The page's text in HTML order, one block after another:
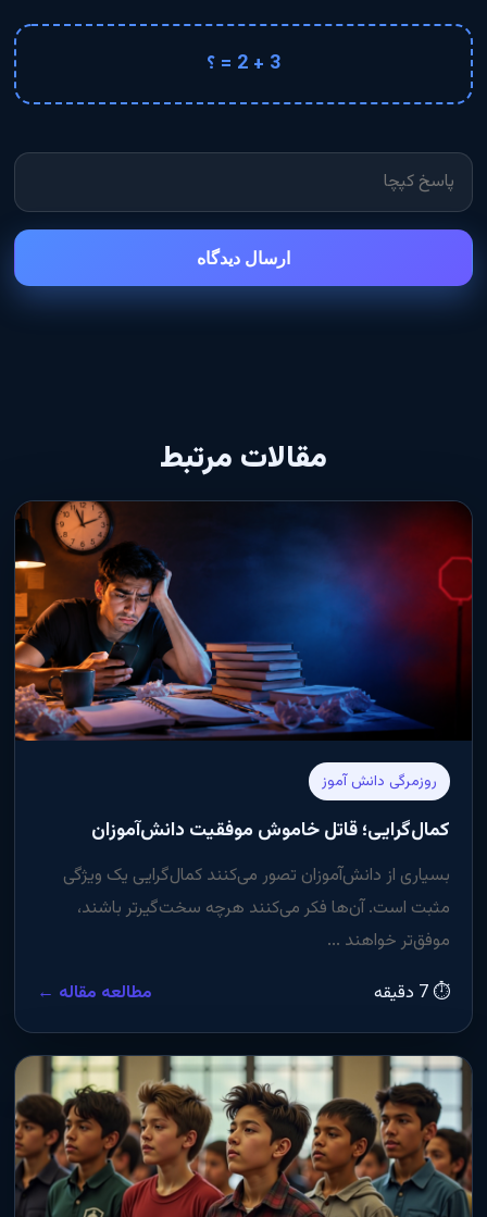
3 + 2 = ؟
ارسال دیدگاه
مقالات مرتبط
روزمرگی دانش آموز
کمال‌گرایی؛ قاتل خاموش موفقیت دانش‌آموزان
بسیاری از دانش‌آموزان تصور می‌کنند کمال‌گرایی یک ویژگی
مثبت است. آن‌ها فکر می‌کنند هرچه سخت‌گیرتر باشند،
موفق‌تر خواهند ...
⏱ 7 دقیقه
مطالعه مقاله ←